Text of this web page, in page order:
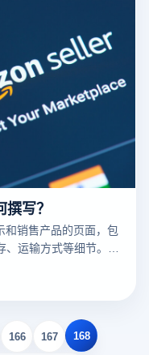
写？
和销售产品的页面，包
、运输方式等细节。一
买家，增加销量。以
括什么？如何撰写？
166 167 168